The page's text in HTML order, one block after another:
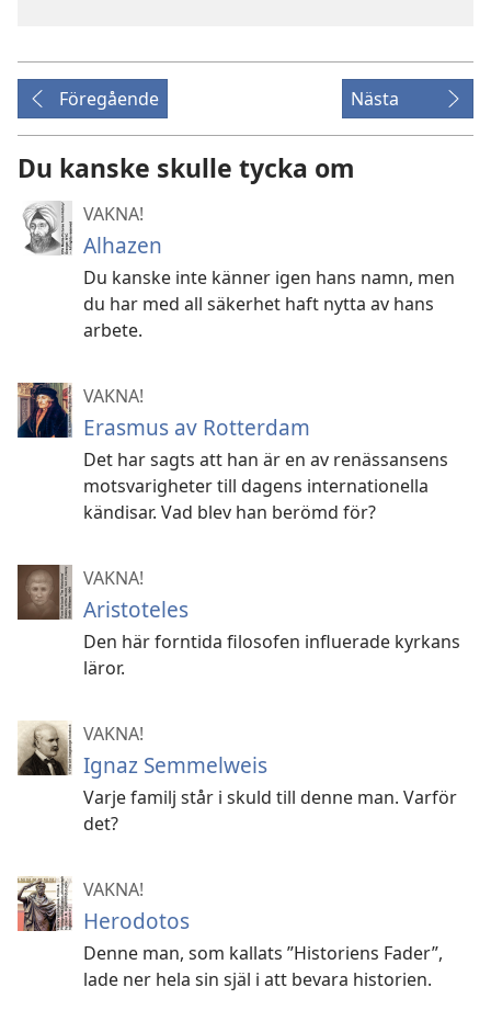
Föregående Nästa
Du kanske skulle tycka om
VAKNA!
Alhazen
Du kanske inte känner igen hans namn, men
du har med all säkerhet haft nytta av hans
arbete.
VAKNA!
Erasmus av Rotterdam
Det har sagts att han är en av renässansens
motsvarigheter till dagens internationella
kändisar. Vad blev han berömd för?
VAKNA!
Aristoteles
Den här forntida filosofen influerade kyrkans
läror.
VAKNA!
Ignaz Semmelweis
Varje familj står i skuld till denne man. Varför
det?
VAKNA!
Herodotos
Denne man, som kallats ”Historiens Fader”,
lade ner hela sin själ i att bevara historien.